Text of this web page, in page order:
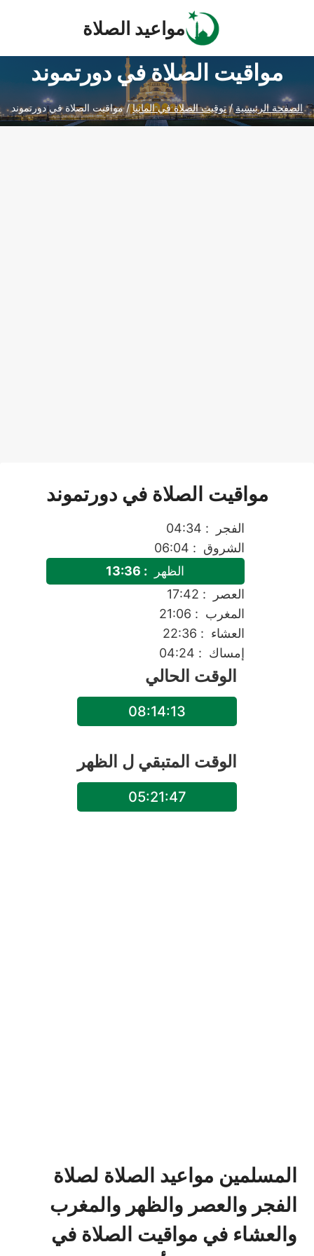
مواعيد الصلاة
مواقيت الصلاة في دورتموند
الصفحة الرئيسية/توقيت الصلاة في المانيا/مواقيت الصلاة في دورتموند
مواقيت الصلاة في دورتموند
الفجر
: 04:34
الشروق : 06:04
الظهر
: 13:36
العصر
: 17:42
المغرب : 21:06
العشاء : 22:36
إمساك : 04:24
الوقت الحالي
08:14:13
الوقت المتبقي ل الظهر
05:21:47
المسلمين مواعيد الصلاة لصلاة
الفجر والعصر والظهر والمغرب
والعشاء في مواقيت الصلاة في